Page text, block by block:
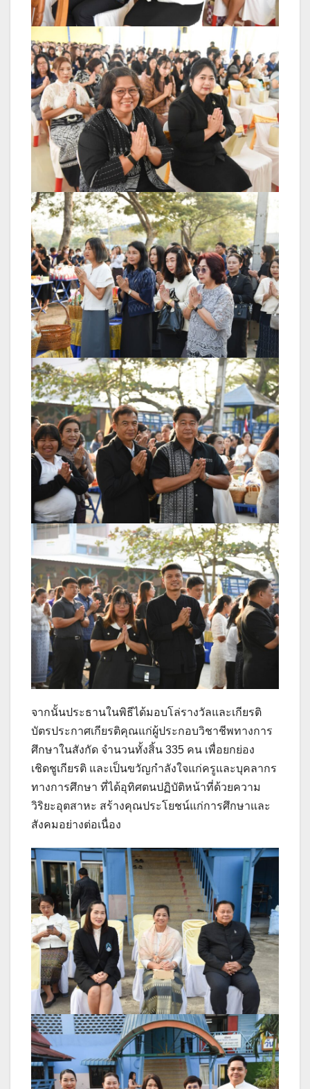
จากนั้นประธานในพิธีได้มอบโล่รางวัลและเกียรติ
บัตรประกาศเกียรติคุณแก่ผู้ประกอบวิชาชีพทางการ
ศึกษาในสังกัด จำนวนทั้งสิ้น 335 คน เพื่อยกย่อง
เชิดชูเกียรติ และเป็นขวัญกำลังใจแก่ครูและบุคลากร
ทางการศึกษา ที่ได้อุทิศตนปฏิบัติหน้าที่ด้วยความ
วิริยะอุตสาหะ สร้างคุณประโยชน์แก่การศึกษาและ
สังคมอย่างต่อเนื่อง